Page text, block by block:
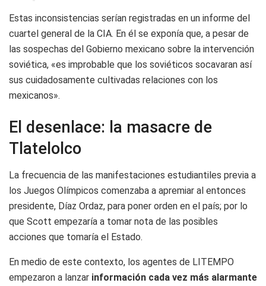
Estas inconsistencias serían registradas en un informe del
cuartel general de la CIA. En él se exponía que, a pesar de
las sospechas del Gobierno mexicano sobre la intervención
soviética, «es improbable que los soviéticos socavaran así
sus cuidadosamente cultivadas relaciones con los
mexicanos».
El desenlace: la masacre de
Tlatelolco
La frecuencia de las manifestaciones estudiantiles previa a
los Juegos Olímpicos comenzaba a apremiar al entonces
presidente, Díaz Ordaz, para poner orden en el país; por lo
que Scott empezaría a tomar nota de las posibles
acciones que tomaría el Estado.
En medio de este contexto, los agentes de LITEMPO
empezaron a lanzar información cada vez más alarmante